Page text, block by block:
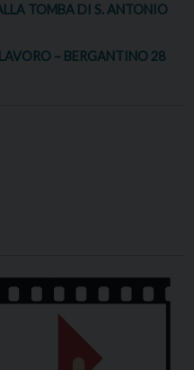
TOMBA DI S. ANTONIO
– BERGANTINO 28